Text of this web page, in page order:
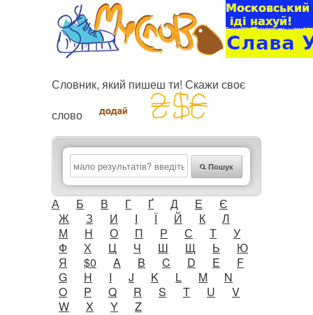
Словник, який пишеш ти! Скажи своє
слово
Пошук
А Б В Г Ґ Д Е
Є
Ж
З И І Ї Й К
Л
М
Н О П Р С Т
У
Ф
Х Ц Ч Ш Щ Ь
Ю
Я
$0 A B C D E
F
G
H I J K L M
N
O
P Q R S T U
V
W
X Y Z